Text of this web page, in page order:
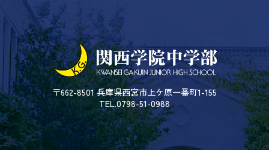
〒662-8501 兵庫県西宮市上ケ原一番町1-155
TEL.0798-51-0988